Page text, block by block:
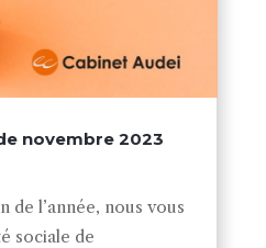
novembre 2023
de l’année, nous vous
sociale de